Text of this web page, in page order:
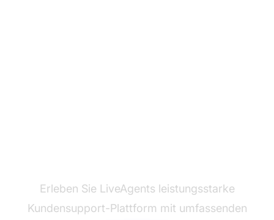
Erleben Sie LiveAgents leistungsstarke
Kundensupport-Plattform mit umfassenden